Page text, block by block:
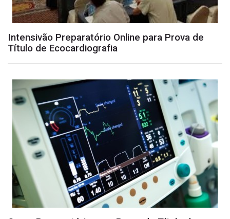
Intensivão Preparatório Online para Prova de
Título de Ecocardiografia